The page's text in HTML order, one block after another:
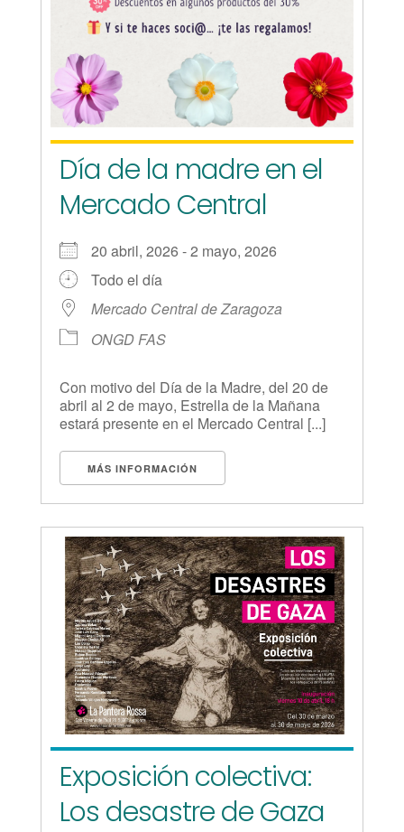
Día de la madre en el
Mercado Central
20 abril, 2026 - 2 mayo, 2026
Todo el día
Mercado Central de Zaragoza
ONGD FAS
Con motivo del Día de la Madre, del 20 de
abril al 2 de mayo, Estrella de la Mañana
estará presente en el Mercado Central [...]
MÁS INFORMACIÓN
Exposición colectiva:
Los desastre de Gaza